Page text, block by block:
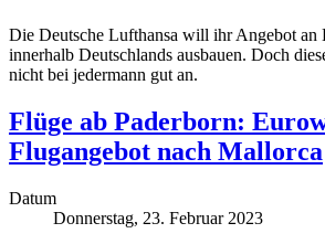
Die Deutsche Lufthansa will ihr Angebot an
innerhalb Deutschlands ausbauen. Doch
nicht bei jedermann gut an.
Flüge ab Paderborn:
Flugangebot nach Mallorca
Datum
Donnerstag, 23. Februar 2023